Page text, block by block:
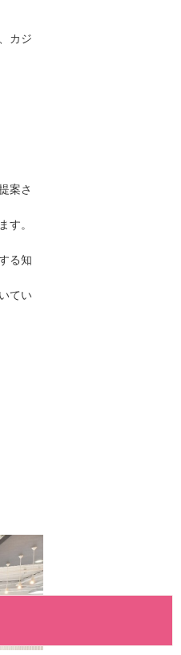
カジ
案さ
す。
る知
てい